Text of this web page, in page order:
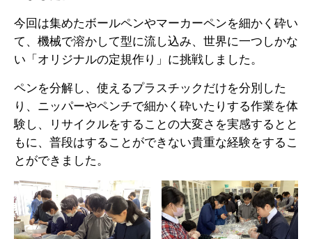
今回は集めたボールペンやマーカーペンを細かく砕い
て、機械で溶かして型に流し込み、世界に一つしかな
い「オリジナルの定規作り」に挑戦しました。
ペンを分解し、使えるプラスチックだけを分別した
り、ニッパーやペンチで細かく砕いたりする作業を体
験し、リサイクルをすることの大変さを実感するとと
もに、普段はすることができない貴重な経験をするこ
とができました。